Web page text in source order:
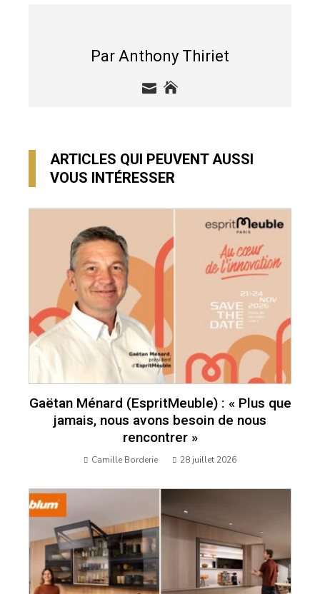
Par Anthony Thiriet
ARTICLES QUI PEUVENT AUSSI
VOUS INTÉRESSER
Gaëtan Ménard (EspritMeuble) : « Plus que
jamais, nous avons besoin de nous
rencontrer »
Camille Borderie 28 juillet 2026